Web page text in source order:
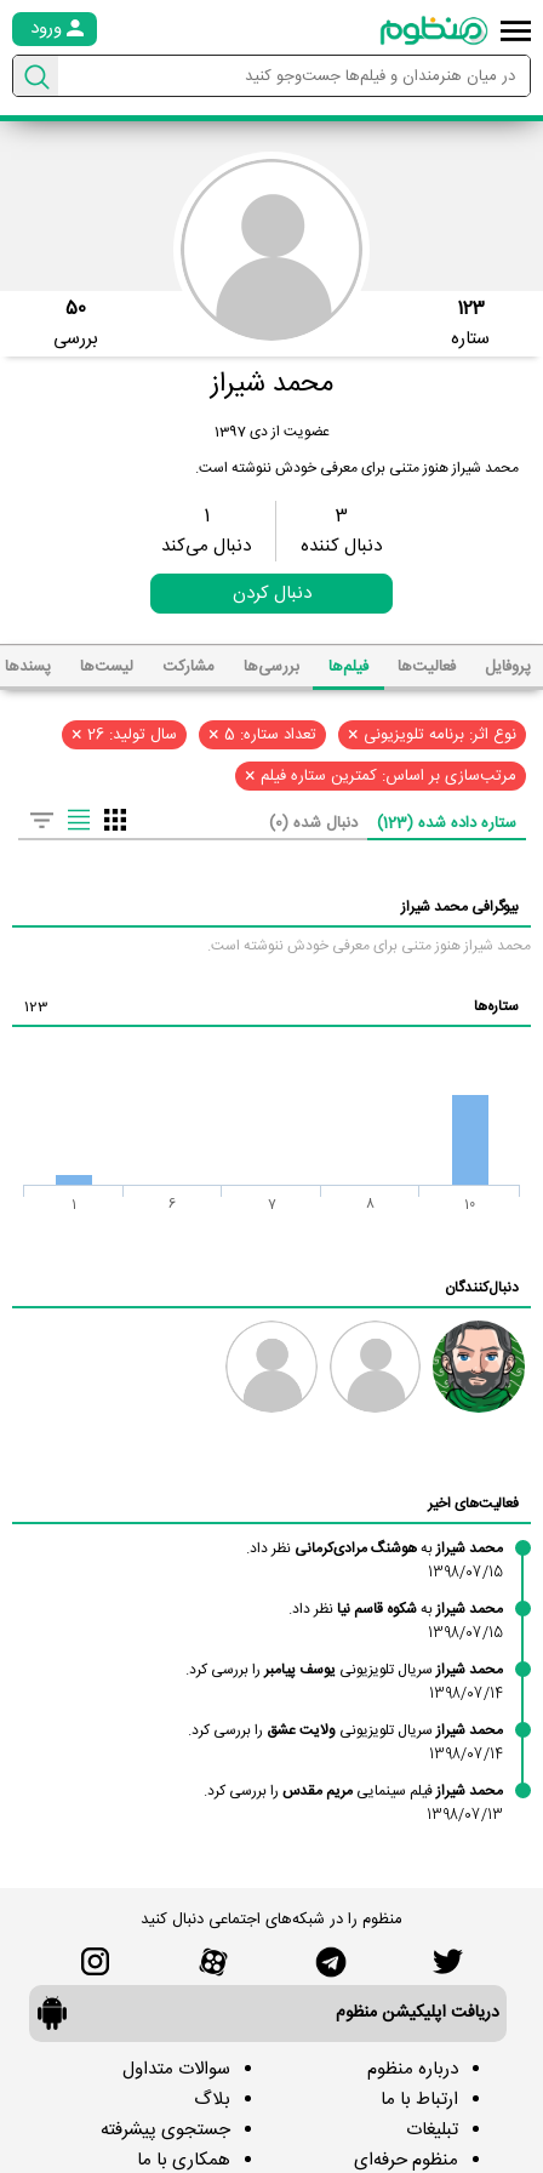
ورود
123
ستاره
50
بررسی
محمد شیراز
عضویت از دی 1397
محمد شیراز هنوز متنی برای معرفی خودش ننوشته است.
3
دنبال کننده
1
دنبال می‌کند
دنبال کردن
پروفایل فعالیت‌ها فیلم‌ها بررسی‌ها مشارکت لیست‌ها پسند‌ها
نوع اثر: برنامه تلویزیونی × تعداد ستاره: 5 × سال تولید: 26 ×
مرتب‌سازی بر اساس: کمترین ستاره فیلم ×
ستاره داده شده (123) دنبال شده (0)
بیوگرافی محمد شیراز
محمد شیراز هنوز متنی برای معرفی خودش ننوشته است.
ستاره‌ها 123
1 6 7 8 10
دنبال‌کنندگان
فعالیت‌های اخیر
محمد شیرازبههوشنگ مرادی‌کرمانی نظر داد.
1398/07/15
محمد شیرازبهشکوه قاسم نیانظر داد.
1398/07/15
محمد شیراز سریال تلویزیونی یوسف پیامبر را بررسی کرد.
1398/07/14
محمد شیراز سریال تلویزیونی ولایت عشق را بررسی کرد.
1398/07/14
محمد شیرازفیلم سینمایی مریم مقدس را بررسی کرد.
1398/07/13
منظوم را در شبکه‌های اجتماعی دنبال کنید
دریافت اپلیکیشن منظوم
درباره منظوم
ارتباط با ما
تبلیغات
منظوم حرفه‌ای
سوالات متداول
بلاگ
جستجوی پیشرفته
همکاری با ما